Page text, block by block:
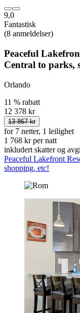
9,0
Fantastisk
(8 anmeldelser)
Peaceful
Central to parks,
Orlando
11 % rabatt
12 378 kr
13 867 kr
for 7 netter, 1 leilighet
1 768 kr per natt
inkludert skatter og
Peaceful Lakefront
shopping, etc!